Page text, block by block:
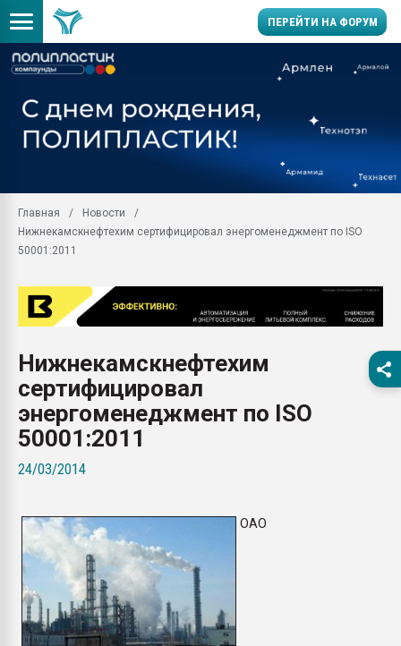
ПЕРЕЙТИ НА ФОРУМ
Вакуум-формовочные
28.07.2026
Всё, что касается
бутылок
вакуумного
Продам отходы
Armaloy PC/ABS-1IM
Главная
Новости
Нижнекамскнефтехим сертифицировал энергоменеджмент по ISO
50001:2011
Нижнекамскнефтехим
сертифицировал
энергоменеджмент по ISO
50001:2011
24/03/2014
ОАО